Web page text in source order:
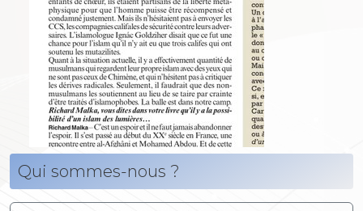
Qui sommes-nous ?